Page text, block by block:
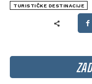
TURISTIČKE DESTINACIJE